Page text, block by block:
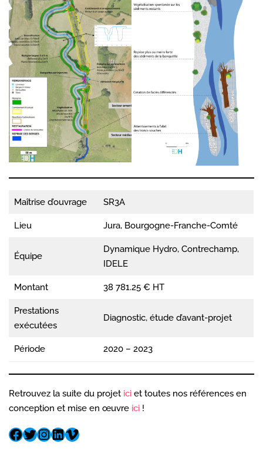
Maîtrise d’ouvrage SR3A
Lieu Jura, Bourgogne-Franche-Comté
Équipe
Dynamique Hydro, Contrechamp,
IDELE
Montant 38 781.25 € HT
Prestations
exécutées
Diagnostic, étude d’avant-projet
Période 2020 – 2023
Retrouvez la suite du projet ici et toutes nos références en
conception et mise en œuvre ici !